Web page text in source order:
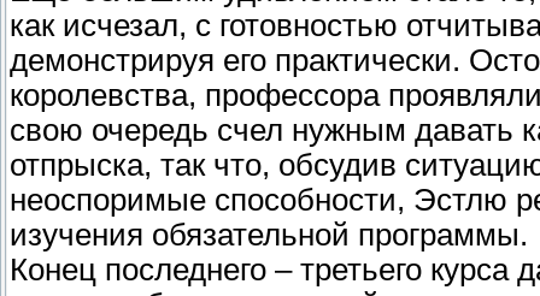
как исчезал, с готовностью
демонстрируя его практически.
королевства, профессора
свою очередь счел нужным давать
отпрыска, так что, обсудив
неоспоримые способности, Эстлю
изучения обязательной программы.
Конец последнего – третьего